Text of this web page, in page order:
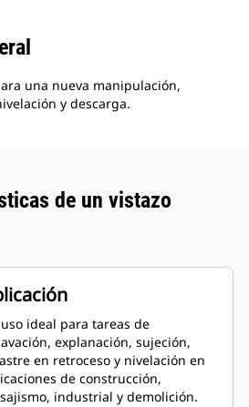
una nueva manipulación,
y descarga.
de un vistazo
ideal para tareas de
explanación, sujeción,
en retroceso y nivelación en
de construcción,
industrial y demolición.